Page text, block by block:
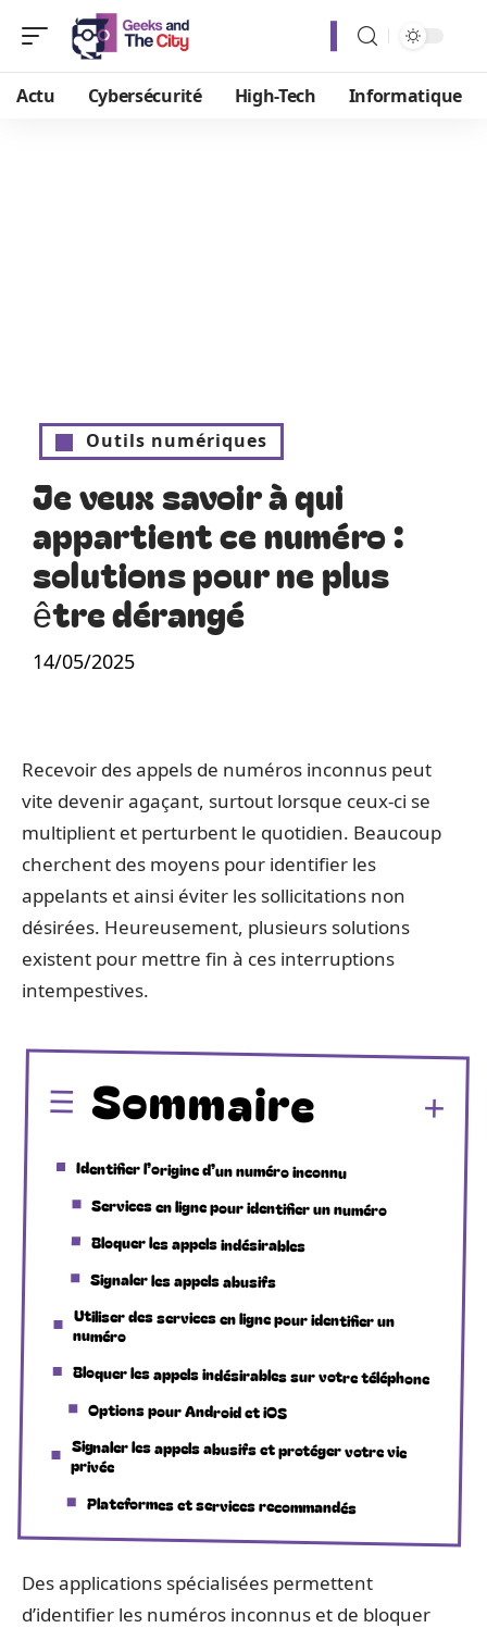
Actu Cybersécurité High-Tech Informatique
Outils numériques
Je veux savoir à qui
appartient ce numéro :
solutions pour ne plus
être dérangé
14/05/2025
Recevoir des appels de numéros inconnus peut
vite devenir agaçant, surtout lorsque ceux-ci se
multiplient et perturbent le quotidien. Beaucoup
cherchent des moyens pour identifier les
appelants et ainsi éviter les sollicitations non
désirées. Heureusement, plusieurs solutions
existent pour mettre fin à ces interruptions
intempestives.
Sommaire
Identifier l’origine d’un numéro inconnu
Services en ligne pour identifier un numéro
Bloquer les appels indésirables
Signaler les appels abusifs
Utiliser des services en ligne pour identifier un
numéro
Bloquer les appels indésirables sur votre téléphone
Options pour Android et iOS
Signaler les appels abusifs et protéger votre vie
privée
Plateformes et services recommandés
Des applications spécialisées permettent
d’identifier les numéros inconnus et de bloquer